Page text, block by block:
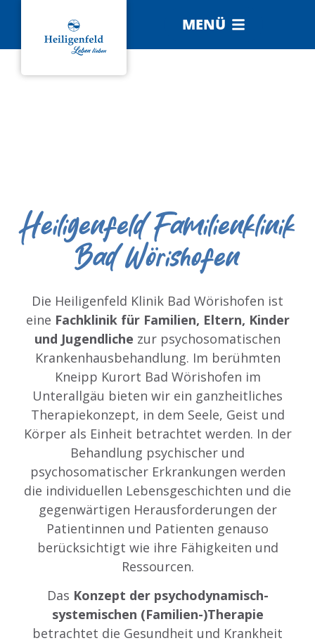
MENÜ
Heiligenfeld Familienklinik
Bad Wörishofen
Die Heiligenfeld Klinik Bad Wörishofen ist
eine Fachklinik für Familien, Eltern, Kinder
und Jugendliche zur psychosomatischen
Krankenhausbehandlung. Im berühmten
Kneipp Kurort Bad Wörishofen im
Unterallgäu bieten wir ein ganzheitliches
Therapiekonzept, in dem Seele, Geist und
Körper als Einheit betrachtet werden. In der
Behandlung psychischer und
psychosomatischer Erkrankungen werden
die individuellen Lebensgeschichten und die
gegenwärtigen Herausforderungen der
Patientinnen und Patienten genauso
berücksichtigt wie ihre Fähigkeiten und
Ressourcen.
Das Konzept der psychodynamisch-
systemischen (Familien-)Therapie
betrachtet die Gesundheit und Krankheit